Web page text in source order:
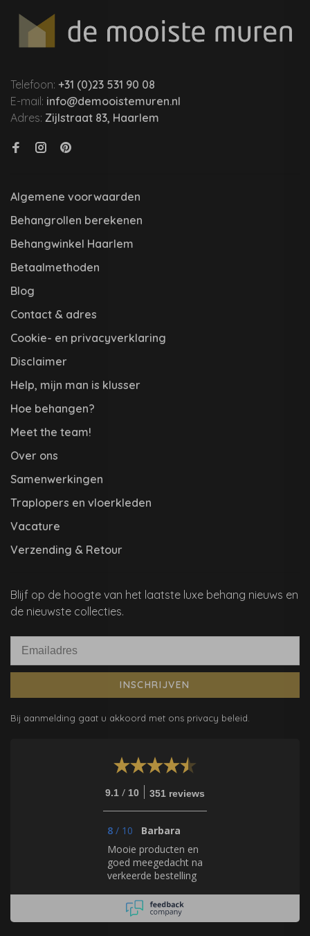
Telefoon: +31 (0)23 531 90 08
E-mail: info@demooistemuren.nl
Adres: Zijlstraat 83, Haarlem
Algemene voorwaarden
Behangrollen berekenen
Behangwinkel Haarlem
Betaalmethoden
Blog
Contact & adres
Cookie- en privacyverklaring
Disclaimer
Help, mijn man is klusser
Hoe behangen?
Meet the team!
Over ons
Samenwerkingen
Traplopers en vloerkleden
Vacature
Verzending & Retour
Blijf op de hoogte van het laatste luxe behang nieuws en
de nieuwste collecties.
INSCHRIJVEN
Bij aanmelding gaat u akkoord met ons privacy beleid.
9.1 / 10 351 reviews
8 / 10
Barbara
Mooie producten en
goed meegedacht na
verkeerde bestelling